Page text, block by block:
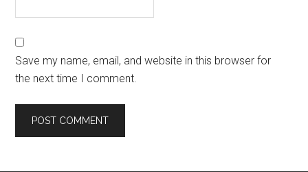
Save my name, email, and website in this browser for
the next time I comment.